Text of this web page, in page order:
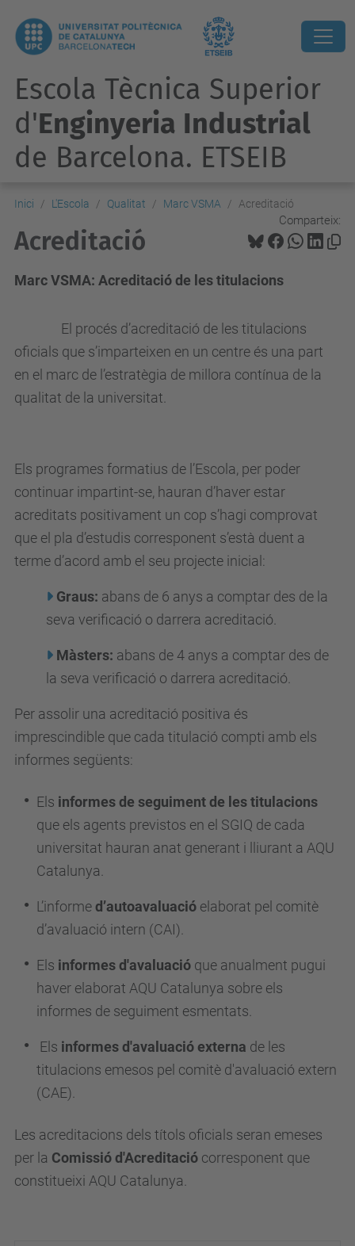
Escola Tècnica Superior
d'Enginyeria Industrial
de Barcelona. ETSEIB
Inici L'Escola Qualitat Marc VSMA Acreditació
Comparteix:
Acreditació
Marc VSMA: Acreditació de les titulacions
El procés d’acreditació de les titulacions
oficials que s’imparteixen en un centre és una part
en el marc de l’estratègia de millora contínua de la
qualitat de la universitat.
Els programes formatius de l’Escola, per poder
continuar impartint-se, hauran d’haver estar
acreditats positivament un cop s’hagi comprovat
que el pla d’estudis corresponent s’està duent a
terme d’acord amb el seu projecte inicial:
Graus: abans de 6 anys a comptar des de la
seva verificació o darrera acreditació.
Màsters: abans de 4 anys a comptar des de
la seva verificació o darrera acreditació.
Per assolir una acreditació positiva és
imprescindible que cada titulació compti amb els
informes següents:
Els informes de seguiment de les titulacions
que els agents previstos en el SGIQ de cada
universitat hauran anat generant i lliurant a AQU
Catalunya.
L’informed’autoavaluació elaborat pel comitè
d’avaluació intern (CAI).
Els informes d'avaluació que anualment pugui
haver elaborat AQU Catalunya sobre els
informes de seguiment esmentats.
Els informes d'avaluació externa de les
titulacions emesos pel comitè d'avaluació extern
(CAE).
Les acreditacions dels títols oficials seran emeses
per la Comissió d'Acreditació corresponent que
constitueixi AQU Catalunya.